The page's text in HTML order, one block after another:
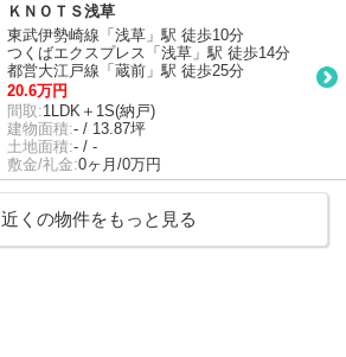
ＫＮＯＴＳ浅草
東武伊勢崎線「浅草」駅 徒歩10分
つくばエクスプレス「浅草」駅 徒歩14分
都営大江戸線「蔵前」駅 徒歩25分
20.6万円
間取:1LDK＋1S(納戸)
建物面積:- / 13.87坪
土地面積:- / -
敷金/礼金:0ヶ月/0万円
近くの物件をもっと見る